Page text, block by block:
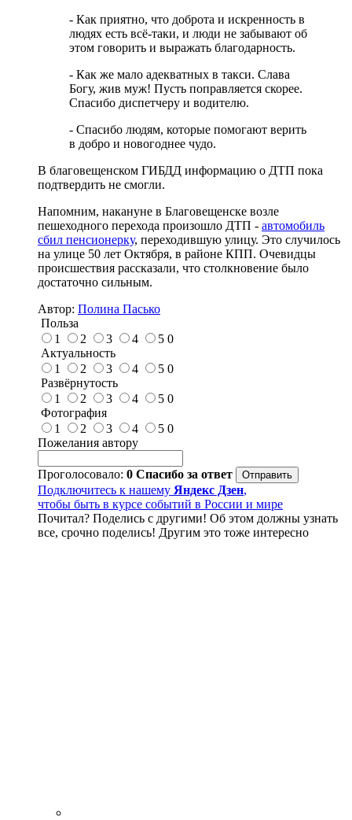
- Как приятно, что доброта и искренность в
людях есть всё-таки, и люди не забывают об
этом говорить и выражать благодарность.
- Как же мало адекватных в такси. Слава
Богу, жив муж! Пусть поправляется скорее.
Спасибо диспетчеру и водителю.
- Спасибо людям, которые помогают верить
в добро и новогоднее чудо.
В благовещенском ГИБДД информацию о ДТП пока
подтвердить не смогли.
Напомним, накануне в Благовещенске возле
пешеходного перехода произошло ДТП - автомобиль
сбил пенсионерку, переходившую улицу. Это случилось
на улице 50 лет Октября, в районе КПП. Очевидцы
происшествия рассказали, что столкновение было
достаточно сильным.
Автор: Полина Пасько
Польза
1
2 3 4 5 0
Актуальность
1
2 3 4 5 0
Развёрнутость
1
2 3 4 5 0
Фотография
1
2 3 4 5 0
Пожелания автору
Проголосовало: 0 Спасибо за ответ
Подключитесь к нашему Яндекс Дзен,
чтобы быть в курсе событий в России и мире
Почитал? Поделись с другими! Об этом должны узнать
все, срочно поделись! Другим это тоже интересно